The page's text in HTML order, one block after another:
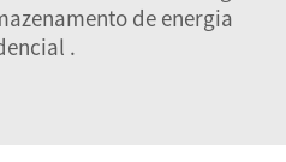
de energia
.